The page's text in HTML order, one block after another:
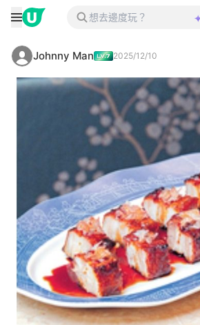
Johnny Man 2025/12/10